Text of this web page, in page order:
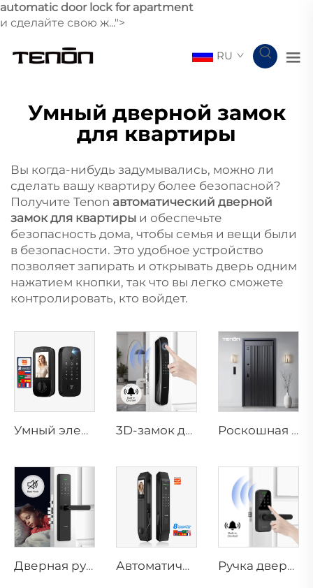
automatic door lock for apartment
и сделайте свою ж...">
RU
Умный дверной замок
для квартиры
Вы когда-нибудь задумывались, можно ли
сделать вашу квартиру более безопасной?
Получите Tenon автоматический дверной
замок для квартиры и обеспечьте
безопасность дома, чтобы семья и вещи были
в безопасности. Это удобное устройство
позволяет запирать и открывать дверь одним
нажатием кнопки, так что вы легко сможете
контролировать, кто войдет.
Умный электронный цифровой замок с распознаванием отпечатков пальцев, вен ладони, картой для дома Tenon K10 Pro 3D-замок для лица с камерой, отпечатком пальца, паролем, венами ладони Tenon A9 Pro Роскошная алюминиевая сигнализационная умная дверь для основного входа в жилые помещения M8
Дверная ручка с биометрическим сканером отпечатков пальцев для дома, Tuya T15 Автоматический умный дверной замок со сканированием лица, D7pro Ручка двери с Bluetooth и цифровым отпечатком пальца, паролем Wifi Tenon K8